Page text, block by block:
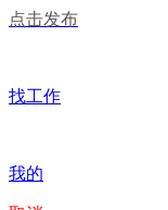
点击发布
找工作
我的